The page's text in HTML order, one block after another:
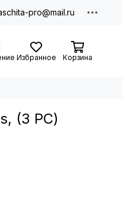
pro@mail.ru
Избранное Корзина
(3 РС)